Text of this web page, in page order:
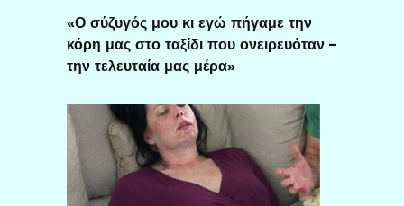
«Ο σύζυγός μου κι εγώ πήγαμε την
κόρη μας στο ταξίδι που ονειρευόταν –
την τελευταία μας μέρα»